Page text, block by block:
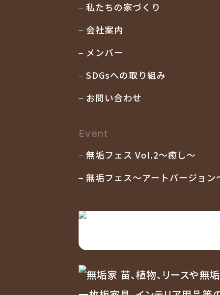
私たちの家づくり
会社案内
メンバー
SDGsへの取り組み
お問い合わせ
Event
無垢フェス Vol.2〜癒し〜
無垢フェス〜アートバージョン